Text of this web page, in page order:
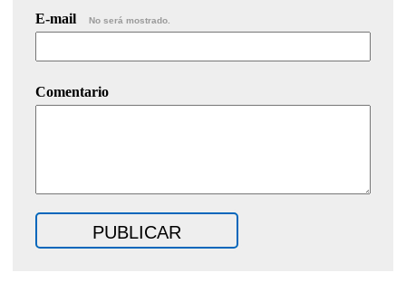
E-mail No será mostrado.
Comentario